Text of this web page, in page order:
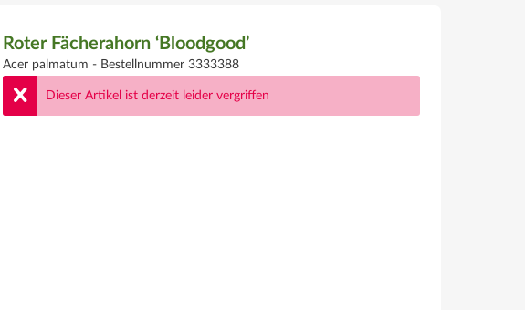
Roter Fächerahorn ‘Bloodgood’
Acer palmatum - Bestellnummer 3333388
Dieser Artikel ist derzeit leider vergriffen